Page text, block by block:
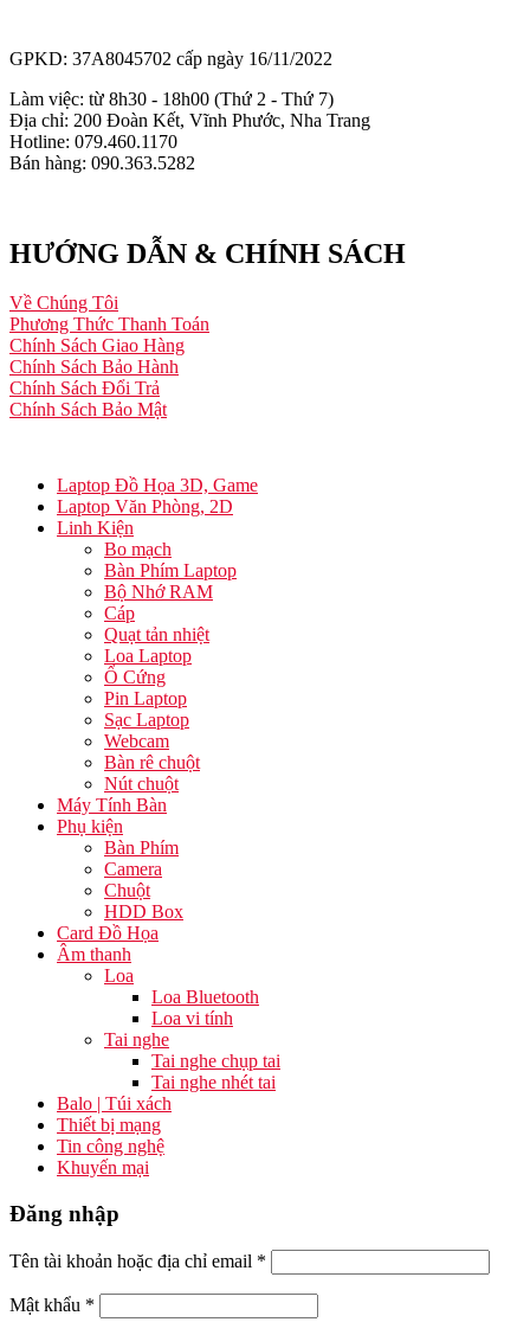
GPKD: 37A8045702 cấp ngày 16/11/2022
Làm việc: từ 8h30 - 18h00 (Thứ 2 - Thứ 7)
Địa chỉ: 200 Đoàn Kết, Vĩnh Phước, Nha Trang
Hotline: 079.460.1170
Bán hàng: 090.363.5282
HƯỚNG DẪN & CHÍNH SÁCH
Về Chúng Tôi
Phương Thức Thanh Toán
Chính Sách Giao Hàng
Chính Sách Bảo Hành
Chính Sách Đổi Trả
Chính Sách Bảo Mật
Laptop Đồ Họa 3D, Game
Laptop Văn Phòng, 2D
Linh Kiện
Bo mạch
Bàn Phím Laptop
Bộ Nhớ RAM
Cáp
Quạt tản nhiệt
Loa Laptop
Ổ Cứng
Pin Laptop
Sạc Laptop
Webcam
Bàn rê chuột
Nút chuột
Máy Tính Bàn
Phụ kiện
Bàn Phím
Camera
Chuột
HDD Box
Card Đồ Họa
Âm thanh
Loa
Loa Bluetooth
Loa vi tính
Tai nghe
Tai nghe chụp tai
Tai nghe nhét tai
Balo | Túi xách
Thiết bị mạng
Tin công nghệ
Khuyến mại
Đăng nhập
Tên tài khoản hoặc địa chỉ email *
Mật khẩu *